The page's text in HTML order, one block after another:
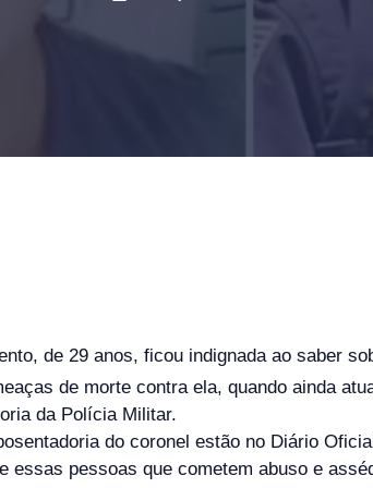
de 29 anos, ficou indignada ao saber
de morte contra ela, quando ainda
da Polícia Militar.
do coronel estão no Diário
essas pessoas que cometem abuso e